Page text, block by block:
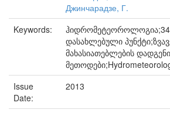
Джинчарадзе, Г.
Keywords:
ჰიდრომეტეოროლოგია;343
დასახლებული
მახასიათებლების
Issue
Date:
2013